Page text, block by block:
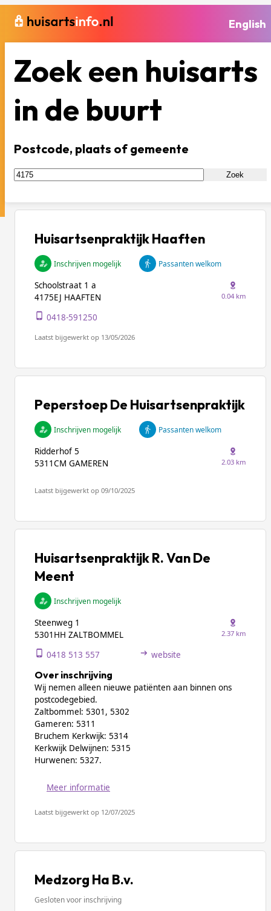
English
Zoek een huisarts
in de buurt
Postcode, plaats of gemeente
Zoek
Huisartsenpraktijk Haaften
Inschrijven mogelijk Passanten welkom
Schoolstraat 1 a
4175EJ HAAFTEN
0.04 km
0418-591250
Laatst bijgewerkt op 13/05/2026
Peperstoep De Huisartsenpraktijk
Inschrijven mogelijk Passanten welkom
Ridderhof 5
5311CM GAMEREN
2.03 km
Laatst bijgewerkt op 09/10/2025
Huisartsenpraktijk R. Van De
Meent
Inschrijven mogelijk
Steenweg 1
5301HH ZALTBOMMEL
2.37 km
0418 513 557 website
Over inschrijving
Wij nemen alleen nieuwe patiënten aan binnen ons
postcodegebied.
Zaltbommel: 5301, 5302
Gameren: 5311
Bruchem Kerkwijk: 5314
Kerkwijk Delwijnen: 5315
Hurwenen: 5327.
Meer informatie
Laatst bijgewerkt op 12/07/2025
Medzorg Ha B.v.
Gesloten voor inschrijving